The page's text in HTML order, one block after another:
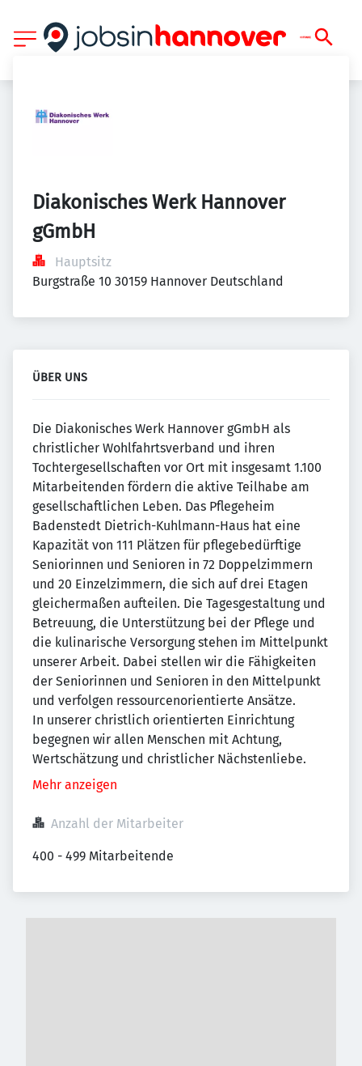
Diakonisches Werk Hannover
gGmbH
Hauptsitz
Burgstraße 10 30159 Hannover Deutschland
ÜBER UNS
Die Diakonisches Werk Hannover gGmbH als
christlicher Wohlfahrtsverband und ihren
Tochtergesellschaften vor Ort mit insgesamt 1.100
Mitarbeitenden fördern die aktive Teilhabe am
gesellschaftlichen Leben. Das Pflegeheim
Badenstedt Dietrich-Kuhlmann-Haus hat eine
Kapazität von 111 Plätzen für pflegebedürftige
Seniorinnen und Senioren in 72 Doppelzimmern
und 20 Einzelzimmern, die sich auf drei Etagen
gleichermaßen aufteilen. Die Tagesgestaltung und
Betreuung, die Unterstützung bei der Pflege und
die kulinarische Versorgung stehen im Mittelpunkt
unserer Arbeit. Dabei stellen wir die Fähigkeiten
der Seniorinnen und Senioren in den Mittelpunkt
und verfolgen ressourcenorientierte Ansätze.
In unserer christlich orientierten Einrichtung
begegnen wir allen Menschen mit Achtung,
Wertschätzung und christlicher Nächstenliebe.
Mehr anzeigen
Anzahl der Mitarbeiter
400 - 499 Mitarbeitende